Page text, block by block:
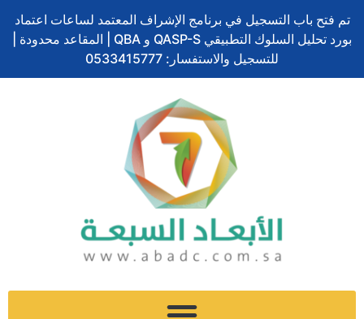
إلى
المحتوى
تم فتح باب التسجيل في برنامج الإشراف المعتمد لساعات اعتماد
بورد تحليل السلوك التطبيقي QASP-S و QBA | المقاعد محدودة |
للتسجيل والاستفسار: 0533415777
ح
ي
س
ي
ن
ك
و
ي
ن
س
ت
ن